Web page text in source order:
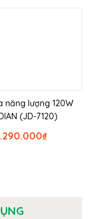
năng lượng 120W
(JD-7120)
₫